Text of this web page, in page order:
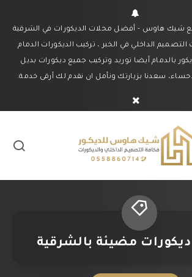
شيك هاوس - أفضل محلات الديكورات في الشرقية
التصميم الداخلي في الخبر ، تركيب الديكورات الدمام
بالدمام أيضا توريد وتركيب جميع ديكورات بديل
سعدنا بزيارتك ونأمل ان نقدم لك أرقى خدمة.
مضيئة بالشرقية